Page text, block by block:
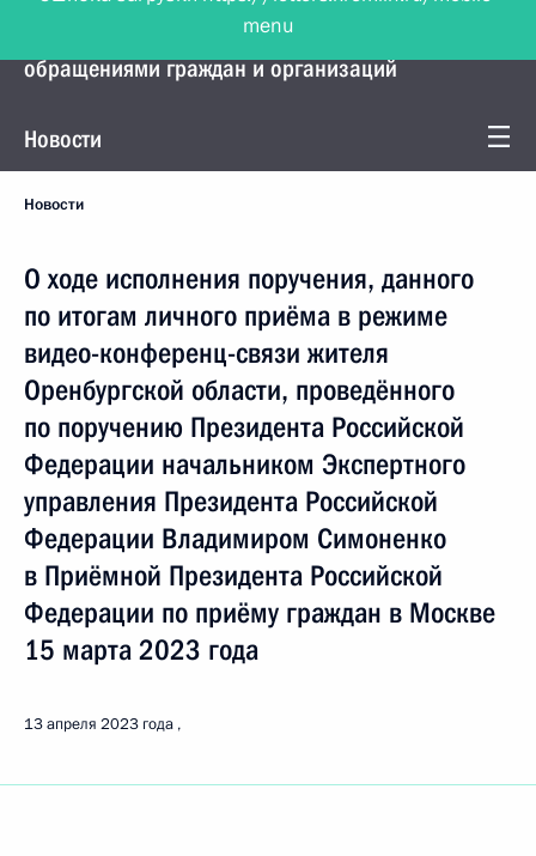
Управление Президента по работе с
обращениями граждан и организаций
Новости
Новости
О ходе исполнения поручения, данного
по итогам личного приёма в режиме
видео-конференц-связи жителя
Оренбургской области, проведённого
по поручению Президента Российской
Федерации начальником Экспертного
управления Президента Российской
Федерации Владимиром Симоненко
в Приёмной Президента Российской
Федерации по приёму граждан в Москве
15 марта 2023 года
13 апреля 2023 года
menu